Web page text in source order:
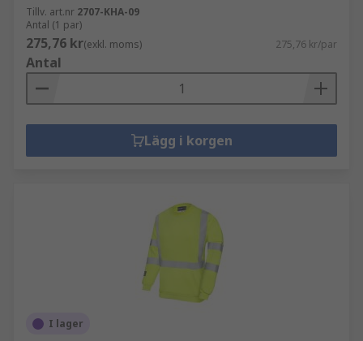
Tillv. art.nr 2707-KHA-09
Antal (1 par)
275,76 kr(exkl. moms) 275,76 kr/par
Antal
Lägg i korgen
I lager